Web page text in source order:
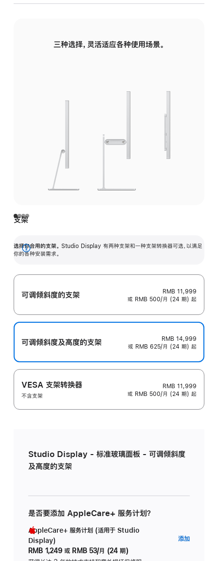
三种选择，灵活适应各种使用场景。
支架
选择你合用的支架。 Studio Display 有两种支架和一种支架转换器可选，以满足
你的各种安装需求。
展
可调倾斜度的支架
RMB 11,999
或 RMB 500/月 (24 期) 起
可调倾斜度及高‍度的支‍架
RMB 14,999
或 RMB 625/月 (24 期) 起
VESA 支架转换器
不含支架
RMB 11,999
或 RMB 500/月 (24 期) 起
Studio Display - 标准玻璃面板 - 可调倾斜度
及高度的支架
是否要添加 AppleCare+ 服务计划？
AppleCare+ 服务计划 (适用于 Studio
Display)
RMB 1,249 或 RMB 53/月 (24 期)
添加